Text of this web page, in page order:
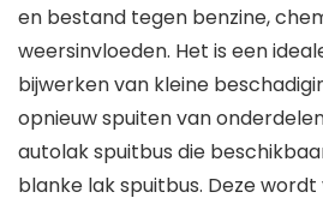
en bestand tegen benzine,
weersinvloeden. Het is een
bijwerken van kleine
opnieuw spuiten van
autolak spuitbus die
blanke lak spuitbus. Deze